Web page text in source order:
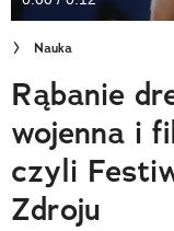
Cuda Polski
Wielki Konkurs
Trendbook
Polecane
Nauka
Rąbanie
wojenna i
czyli
Zdroju